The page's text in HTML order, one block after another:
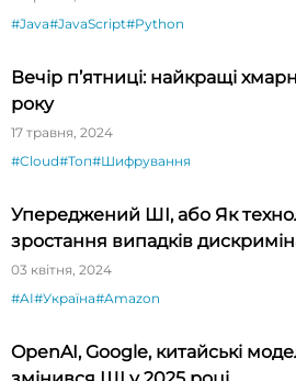
#Java#JavaScript#Python
Вечір п’ятниці: найкращі
року
17 травня, 2024
#Cloud#Топ#Шифрування
Упереджений ШІ, або Як
зростання випадків
03 квітня, 2024
#AI#Україна#Amazon
OpenAI, Google, китайські